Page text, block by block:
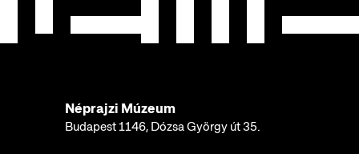
Néprajzi Múzeum
Budapest 1146, Dózsa György út 35.